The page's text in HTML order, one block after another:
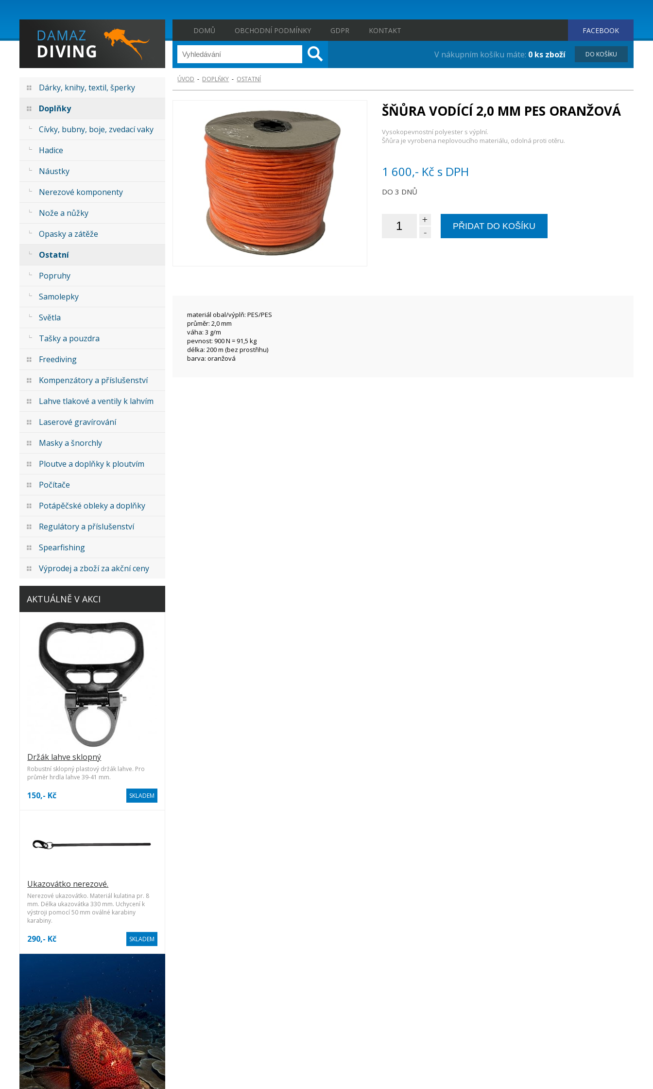
Dárky, knihy, textil, šperky
Doplňky
Cívky, bubny, boje, zvedací vaky
Hadice
Náustky
Nerezové komponenty
Nože a nůžky
Opasky a zátěže
Ostatní
Popruhy
Samolepky
Světla
Tašky a pouzdra
Freediving
Kompenzátory a příslušenství
Lahve tlakové a ventily k lahvím
Laserové gravírování
Masky a šnorchly
Ploutve a doplňky k ploutvím
Počítače
Potápěčské obleky a doplňky
Regulátory a příslušenství
Spearfishing
Výprodej a zboží za akční ceny
AKTUÁLNĚ V AKCI
Držák lahve sklopný
Robustní sklopný plastový držák lahve. Pro
průměr hrdla lahve 39-41 mm.
150,- Kč SKLADEM
Ukazovátko nerezové.
Nerezové ukazovátko. Materiál kulatina pr. 8
mm. Délka ukazovátka 330 mm. Uchycení k
výstroji pomocí 50 mm oválné karabiny
karabiny.
290,- Kč SKLADEM
DOMŮ OBCHODNÍ PODMÍNKY GDPR KONTAKT FACEBOOK
V nákupním košíku máte: 0 ks zboží DO KOŠÍKU
ÚVOD - DOPLŇKY - OSTATNÍ
ŠŇŮRA VODÍCÍ 2,0 MM PES ORANŽOVÁ
Vysokopevnostní polyester s výplní.
Šňůra je vyrobena neplovoucího materiálu, odolná proti otěru.
1 600,- Kč s DPH
DO 3 DNŮ
+
-
materiál obal/výplň: PES/PES
průměr: 2,0 mm
váha: 3 g/m
pevnost: 900 N = 91,5 kg
délka: 200 m (bez prostřihu)
barva: oranžová